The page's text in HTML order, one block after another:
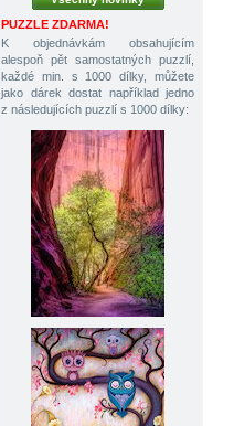
PUZZLE ZDARMA!
K objednávkám obsahujícím
alespoň pět samostatných puzzlí,
každé min. s 1000 dílky, můžete
jako dárek dostat například jedno
z následujících puzzlí s 1000 dílky: